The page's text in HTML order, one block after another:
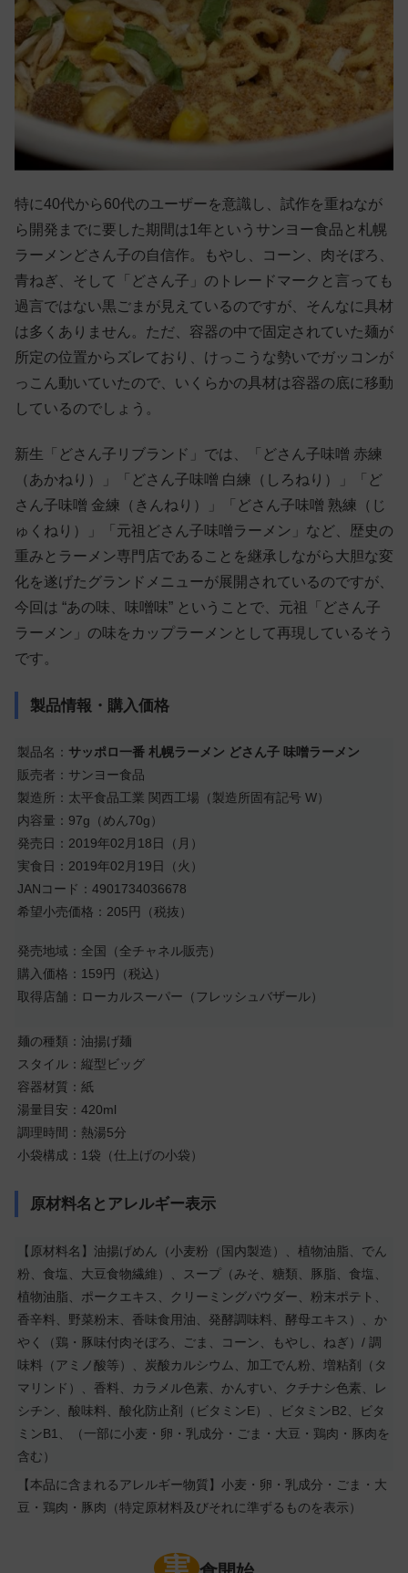
特に40代から60代のユーザーを意識し、試作を重ねなが
ら開発までに要した期間は1年というサンヨー食品と札幌
ラーメンどさん子の自信作。もやし、コーン、肉そぼろ、
青ねぎ、そして「どさん子」のトレードマークと言っても
過言ではない黒ごまが見えているのですが、そんなに具材
は多くありません。ただ、容器の中で固定されていた麺が
所定の位置からズレており、けっこうな勢いでガッコンが
っこん動いていたので、いくらかの具材は容器の底に移動
しているのでしょう。
新生「どさん子リブランド」では、「どさん子味噌 赤練
（あかねり）」「どさん子味噌 白練（しろねり）」「ど
さん子味噌 金練（きんねり）」「どさん子味噌 熟練（じ
ゅくねり）」「元祖どさん子味噌ラーメン」など、歴史の
重みとラーメン専門店であることを継承しながら大胆な変
化を遂げたグランドメニューが展開されているのですが、
今回は “あの味、味噌味” ということで、元祖「どさん子
ラーメン」の味をカップラーメンとして再現しているそう
です。
製品情報・購入価格
製品名： サッポロ一番 札幌ラーメン どさん子 味噌ラーメン
販売者：サンヨー食品
製造所：太平食品工業 関西工場（製造所固有記号 W）
内容量：97g（めん70g）
発売日：2019年02月18日（月）
実食日：2019年02月19日（火）
JANコード：4901734036678
希望小売価格：205円（税抜）
発売地域：全国（全チャネル販売）
購入価格：159円（税込）
取得店舗：ローカルスーパー（フレッシュバザール）
麺の種類：油揚げ麺
スタイル：縦型ビッグ
容器材質：紙
湯量目安：420ml
調理時間：熱湯5分
小袋構成：1袋（仕上げの小袋）
原材料名とアレルギー表示
【原材料名】油揚げめん（小麦粉（国内製造）、植物油脂、でん
粉、食塩、大豆食物繊維）、スープ（みそ、糖類、豚脂、食塩、
植物油脂、ポークエキス、クリーミングパウダー、粉末ポテト、
香辛料、野菜粉末、香味食用油、発酵調味料、酵母エキス）、か
やく（鶏・豚味付肉そぼろ、ごま、コーン、もやし、ねぎ）/ 調
味料（アミノ酸等）、炭酸カルシウム、加工でん粉、増粘剤（タ
マリンド）、香料、カラメル色素、かんすい、クチナシ色素、レ
シチン、酸味料、酸化防止剤（ビタミンE）、ビタミンB2、ビタ
ミンB1、（一部に小麦・卵・乳成分・ごま・大豆・鶏肉・豚肉を
含む）
【本品に含まれるアレルギー物質】小麦・卵・乳成分・ごま・大
豆・鶏肉・豚肉（特定原材料及びそれに準ずるものを表示）